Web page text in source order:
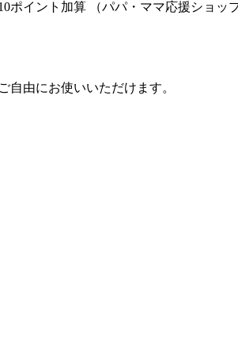
イント加算 （パパ・ママ応援ショッ
由にお使いいただけます。